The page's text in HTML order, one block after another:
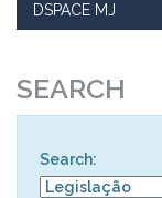
DSPACE MJ
SEARCH
Search: